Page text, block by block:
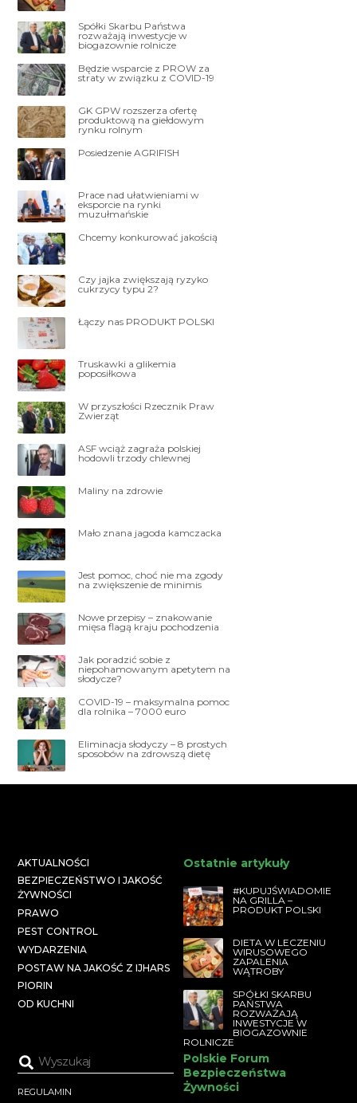
Spółki Skarbu Państwa
rozważają inwestycje w
biogazownie rolnicze
Będzie wsparcie z PROW za
straty w związku z COVID-19
GK GPW rozszerza ofertę
produktową na giełdowym
rynku rolnym
Posiedzenie AGRIFISH
Prace nad ułatwieniami w
eksporcie na rynki
muzułmańskie
Chcemy konkurować jakością
Czy jajka zwiększają ryzyko
cukrzycy typu 2?
Łączy nas PRODUKT POLSKI
Truskawki a glikemia
poposiłkowa
W przyszłości Rzecznik Praw
Zwierząt
ASF wciąż zagraża polskiej
hodowli trzody chlewnej
Maliny na zdrowie
Mało znana jagoda kamczacka
Jest pomoc, choć nie ma zgody
na zwiększenie de minimis
Nowe przepisy – znakowanie
mięsa flagą kraju pochodzenia
Jak poradzić sobie z
niepohamowanym apetytem na
słodycze?
COVID-19 – maksymalna pomoc
dla rolnika – 7000 euro
Eliminacja słodyczy – 8 prostych
sposobów na zdrowszą dietę
AKTUALNOŚCI
BEZPIECZEŃSTWO I JAKOŚĆ
ŻYWNOŚCI
PRAWO
PEST CONTROL
WYDARZENIA
POSTAW NA JAKOŚĆ Z IJHARS
PIORIN
OD KUCHNI
Ostatnie artykuły
#KUPUJŚWIADOMIE
NA GRILLA –
PRODUKT POLSKI
DIETA W LECZENIU
WIRUSOWEGO
ZAPALENIA
WĄTROBY
SPÓŁKI SKARBU
PAŃSTWA
ROZWAŻAJĄ
INWESTYCJE W
BIOGAZOWNIE
ROLNICZE
REGULAMIN
Polskie Forum
Bezpieczeństwa
Żywności